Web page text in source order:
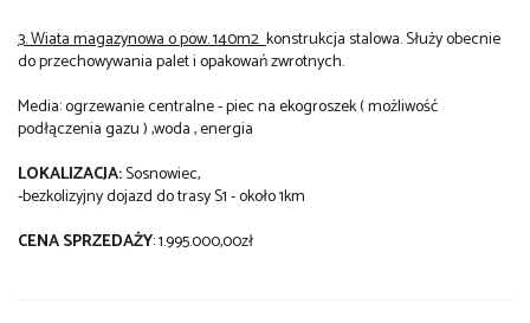
3. Wiata magazynowa o pow. 140m2konstrukcja stalowa. Służy obecnie
do przechowywania palet i opakowań zwrotnych.
Media: ogrzewanie centralne - piec na ekogroszek ( możliwość
podłączenia gazu ) ,woda , energia
LOKALIZACJA:Sosnowiec,
-bezkolizyjny dojazd do trasy S1 - około 1km
CENA SPRZEDAŻY: 1.995.000,00zł